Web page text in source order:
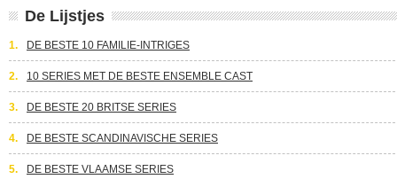
De Lijstjes
1. DE BESTE 10 FAMILIE-INTRIGES
2. 10 SERIES MET DE BESTE ENSEMBLE CAST
3. DE BESTE 20 BRITSE SERIES
4. DE BESTE SCANDINAVISCHE SERIES
5. DE BESTE VLAAMSE SERIES